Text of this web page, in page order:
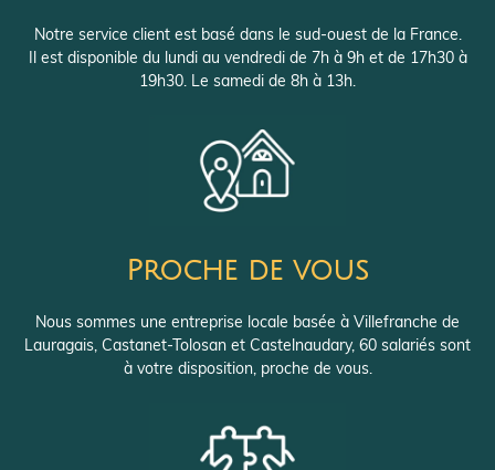
Notre service client est basé dans le sud-ouest de la France.
Il est disponible du lundi au vendredi de 7h à 9h et de 17h30 à
19h30. Le samedi de 8h à 13h.
Proche de vous
Nous sommes une entreprise locale basée à Villefranche de
Lauragais, Castanet-Tolosan et Castelnaudary, 60 salariés sont
à votre disposition, proche de vous.